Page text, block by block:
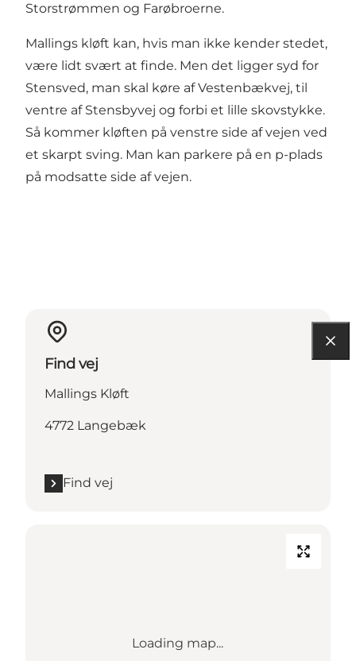
Storstrømmen og Farøbroerne.
Mallings kløft kan, hvis man ikke kender stedet,
være lidt svært at finde. Men det ligger syd for
Stensved, man skal køre af Vestenbækvej, til
ventre af Stensbyvej og forbi et lille skovstykke.
Så kommer kløften på venstre side af vejen ved
et skarpt sving. Man kan parkere på en p-plads
på modsatte side af vejen.
Find vej
Mallings Kløft
4772 Langebæk
Find vej
Loading map...